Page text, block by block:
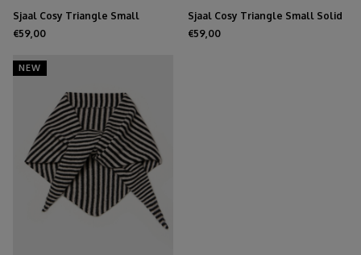
Sjaal Cosy Triangle Small
Midnight Navy
€59,00
Sjaal Cosy Triangle Small Solid
Black
€59,00
NEW